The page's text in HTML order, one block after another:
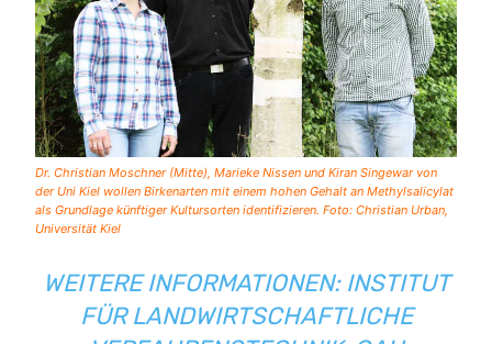
Dr. Christian Moschner (Mitte), Marieke Nissen und Kiran Singewar von
der Uni Kiel wollen Birkenarten mit einem hohen Gehalt an Methylsalicylat
als Grundlage künftiger Kultursorten identifizieren. Foto: Christian Urban,
Universität Kiel
WEITERE INFORMATIONEN: INSTITUT
FÜR LANDWIRTSCHAFTLICHE